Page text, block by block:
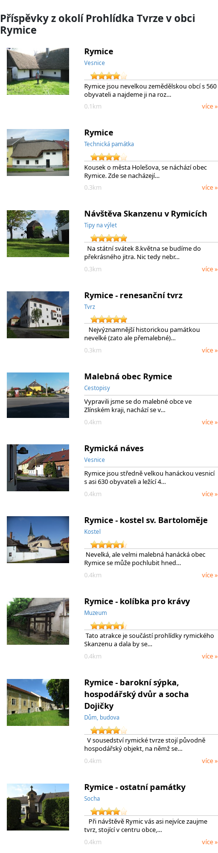
Příspěvky z okolí Prohlídka Tvrze v obci
Rymice
Rymice
Vesnice
Rymice jsou nevelkou zemědělskou obcí s 560
obyvateli a najdeme ji na roz…
0.1km
více »
Rymice
Technická památka
Kousek o města Holešova, se náchází obec
Rymice. Zde se nacházejí…
0.3km
více »
Návštěva Skanzenu v Rymicích
Tipy na výlet
Na státní svátek 8.května se budíme do
překrásného jitra. Nic tedy nebr…
0.3km
více »
Rymice - renesanční tvrz
Tvrz
Nejvýznamnější historickou památkou
nevelké (zato ale přemalebné)…
0.3km
více »
Malebná obec Rymice
Cestopisy
Vypravili jsme se do malebné obce ve
Zlínském kraji, nachází se v…
0.4km
více »
Rymická náves
Vesnice
Rymice jsou středně velkou hanáckou vesnicí
s asi 630 obyvateli a ležící 4…
0.4km
více »
Rymice - kostel sv. Bartoloměje
Kostel
Nevelká, ale velmi malebná hanácká obec
Rymice se může pochlubit hned…
0.4km
více »
Rymice - kolíbka pro krávy
Muzeum
Tato atrakce je součástí prohlídky rymického
Skanzenu a dala by se…
0.4km
více »
Rymice - barokní sýpka,
hospodářský dvůr a socha
Dojičky
Dům, budova
V sousedství rymické tvrze stojí původně
hospodářský objekt, na němž se…
0.4km
více »
Rymice - ostatní památky
Socha
Při návštěvě Rymic vás asi nejvíce zaujme
tvrz, stojící v centru obce,…
0.4km
více »